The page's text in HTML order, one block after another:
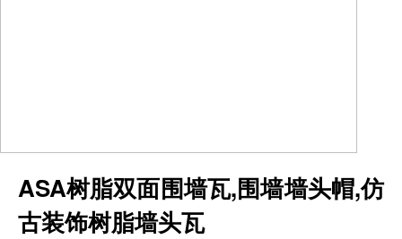
ASA树脂双面围墙瓦,围墙墙头帽,仿
古装饰树脂墙头瓦